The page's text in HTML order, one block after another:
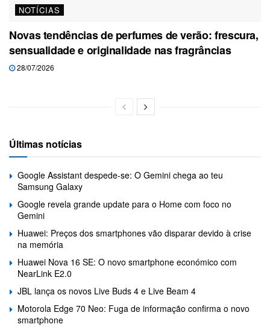
NOTÍCIAS
Novas tendências de perfumes de verão: frescura,
sensualidade e originalidade nas fragrâncias
28/07/2026
Últimas notícias
Google Assistant despede-se: O Gemini chega ao teu
Samsung Galaxy
Google revela grande update para o Home com foco no
Gemini
Huawei: Preços dos smartphones vão disparar devido à crise
na memória
Huawei Nova 16 SE: O novo smartphone económico com
NearLink E2.0
JBL lança os novos Live Buds 4 e Live Beam 4
Motorola Edge 70 Neo: Fuga de informação confirma o novo
smartphone